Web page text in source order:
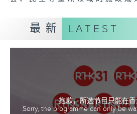
最新 LATEST
抱歉，所选节目只能在
Sorry, the programme can only be